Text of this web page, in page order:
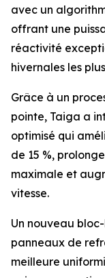
avec un
offrant une
réactivité
hivernales les
Grâce à un
pointe, Taiga a
optimisé qui
de 15 %,
maximale et
vitesse.
Un nouveau
panneaux de
meilleure